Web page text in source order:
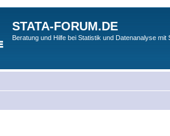
STATA-FORUM.DE
Beratung und Hilfe bei Statistik und Datenanalyse mit